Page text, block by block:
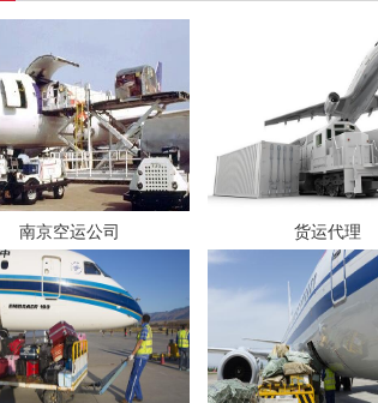
南京空运公司 货运代理